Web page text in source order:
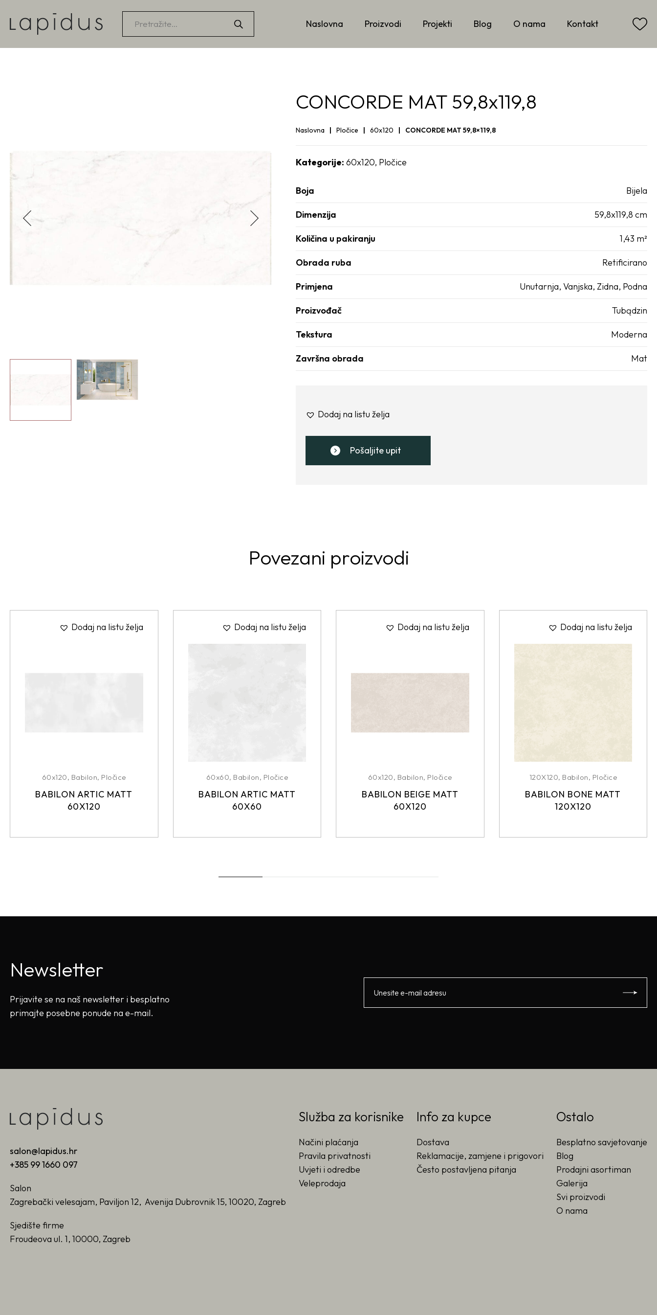
Products
search
Naslovna Proizvodi Projekti Blog O nama Kontakt
CONCORDE MAT 59,8x119,8
Naslovna Pločice 60x120 CONCORDE MAT 59,8×119,8
Kategorije: 60x120, Pločice
Boja Bijela
Dimenzija 59,8x119,8 cm
Količina u pakiranju 1,43 m²
Obrada ruba Retificirano
Primjena Unutarnja, Vanjska, Zidna, Podna
Proizvođač Tubądzin
Tekstura Moderna
Završna obrada Mat
Dodaj na listu želja
Pošaljite upit
Povezani proizvodi
Dodaj na listu želja
60x120, Babilon, Pločice
BABILON ARTIC MATT
60X120
Dodaj na listu želja
60x60, Babilon, Pločice
BABILON ARTIC MATT
60X60
Dodaj na listu želja
60x120, Babilon, Pločice
BABILON BEIGE MATT
60X120
Dodaj na listu želja
120X120, Babilon, Pločice
BABILON BONE MATT
120X120
Newsletter
Prijavite se na naš newsletter i besplatno
primajte posebne ponude na e-mail.
salon@lapidus.hr
+385 99 1660 097
Salon
Zagrebački velesajam, Paviljon 12, Avenija Dubrovnik 15, 10020, Zagreb
Sjedište firme
Froudeova ul. 1, 10000, Zagreb
Služba za korisnike
Načini plaćanja
Pravila privatnosti
Uvjeti i odredbe
Veleprodaja
Info za kupce
Dostava
Reklamacije, zamjene i prigovori
Često postavljena pitanja
Ostalo
Besplatno savjetovanje
Blog
Prodajni asortiman
Galerija
Svi proizvodi
O nama